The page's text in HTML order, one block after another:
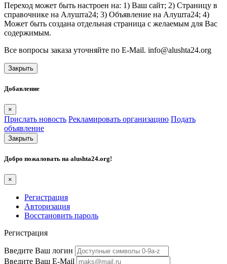
Переход может быть настроен на: 1) Ваш сайт; 2) Страницу в
справочнике на Алушта24; 3) Объявление на Алушта24; 4)
Может быть создана отдельная страница с желаемым для Вас
содержимым.
Все вопросы заказа уточняйте по E-Mail. info@alushta24.org
Закрыть
Добавление
×
Прислать новость Рекламировать организацию Подать
объявление
Закрыть
Добро пожаловать на alushta24.org!
×
Регистрация
Авторизация
Восстановить пароль
Регистрация
Введите Ваш логин
Введите Ваш E-Mail